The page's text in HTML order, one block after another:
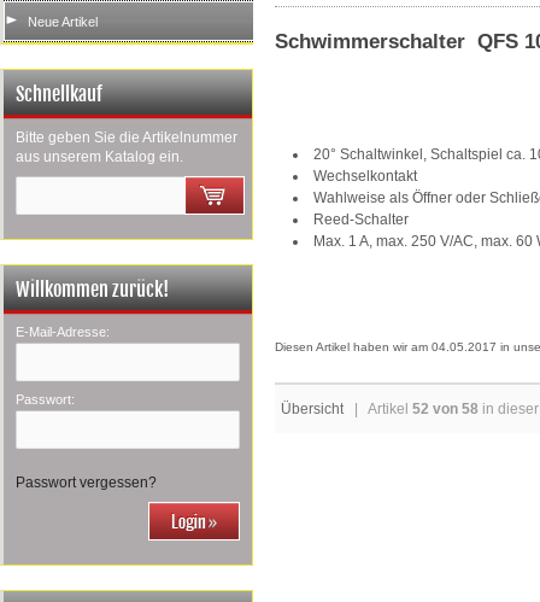
Neue Artikel
Schnellkauf
Bitte geben Sie die Artikelnummer
aus unserem Katalog ein.
Willkommen zurück!
E-Mail-Adresse:
Passwort:
Passwort vergessen?
Schwimmerschalter QFS
20° Schaltwinkel, Schaltspiel ca.
Wechselkontakt
Wahlweise als Öffner oder
Reed-Schalter
Max. 1 A, max. 250 V/AC, max. 60
Diesen Artikel haben wir am 04.05.2017 in
Übersicht| Artikel 52 von 58 in